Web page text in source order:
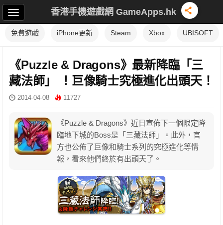
香港手機遊戲網 GameApps.hk
免費遊戲 iPhone更新 Steam Xbox UBISOFT
《Puzzle & Dragons》最新降臨「三
藏法師」 ！巨像騎士究極進化出頭天！
2014-04-08 11727
《Puzzle & Dragons》近日宣佈下一個限定降
臨地下城的Boss是「三藏法師」。此外，官
方也公佈了巨像和騎士系列的究極進化等情
報，看來他們終於有出頭天了。